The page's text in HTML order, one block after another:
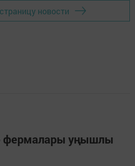
новости
фермалары уңышлы